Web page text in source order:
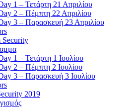
1 – Τετάρτη 21 Απριλίου
2 – Πέμπτη 22 Απριλίου
3 – Παρασκευή 23 Απριλίου
Security
1 – Τετάρτη 1 Ιουλίου
2 – Πέμπτη 2 Ιουλίου
3 – Παρασκευή 3 Ιουλίου
2019